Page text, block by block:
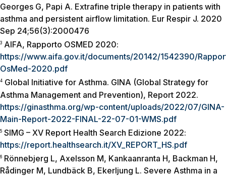
Georges G, Papi A. Extrafine triple therapy in patients with
asthma and persistent airflow limitation. Eur Respir J. 2020
Sep 24;56(3):2000476
3 AIFA, Rapporto OSMED 2020:
https://www.aifa.gov.it/documents/20142/1542390/
OsMed-2020.pdf
4 Global Initiative for Asthma. GINA (Global Strategy for
Asthma Management and Prevention), Report 2022.
https://ginasthma.org/wp-content/uploads/2022/07/GINA-
Main-Report-2022-FINAL-22-07-01-WMS.pdf
5 SIMG – XV Report Health Search Edizione 2022:
https://report.healthsearch.it/XV_REPORT_HS.pdf
6 Rönnebjerg L, Axelsson M, Kankaanranta H, Backman H,
Rådinger M, Lundbäck B, Ekerljung L. Severe Asthma in a